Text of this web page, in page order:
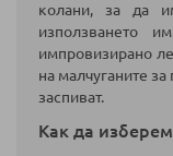
колани, за да
използването
импровизирано
на малчуганите
заспиват.
Как да